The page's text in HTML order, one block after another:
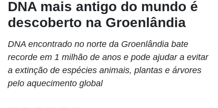
DNA mais antigo do mundo é
descoberto na Groenlândia
DNA encontrado no norte da Groenlândia bate
recorde em 1 milhão de anos e pode ajudar a evitar
a extinção de espécies animais, plantas e árvores
pelo aquecimento global